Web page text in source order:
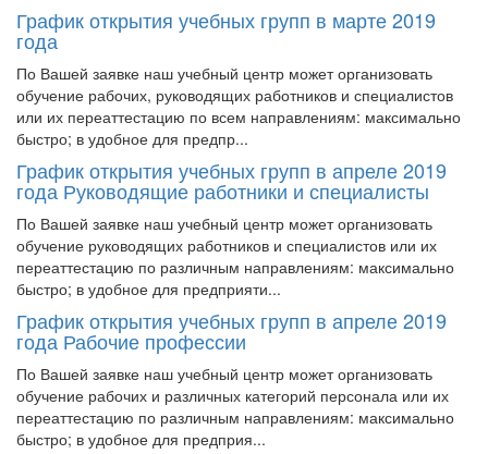
График открытия учебных групп в марте 2019
года
По Вашей заявке наш учебный центр может организовать
обучение рабочих, руководящих работников и специалистов
или их переаттестацию по всем направлениям: максимально
быстро; в удобное для предпр...
График открытия учебных групп в апреле 2019
года Руководящие работники и специалисты
По Вашей заявке наш учебный центр может организовать
обучение руководящих работников и специалистов или их
переаттестацию по различным направлениям: максимально
быстро; в удобное для предприяти...
График открытия учебных групп в апреле 2019
года Рабочие профессии
По Вашей заявке наш учебный центр может организовать
обучение рабочих и различных категорий персонала или их
переаттестацию по различным направлениям: максимально
быстро; в удобное для предприя...